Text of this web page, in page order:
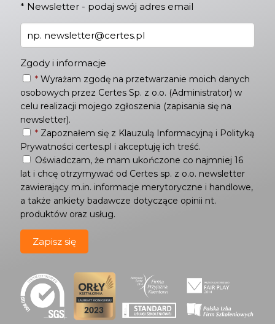
* Newsletter - podaj swój adres email
Zgody i informacje
* Wyrażam zgodę na przetwarzanie moich danych
osobowych przez Certes Sp. z o.o. (Administrator) w
celu realizacji mojego zgłoszenia (zapisania się na
newsletter).
* Zapoznałem się z Klauzulą Informacyjną i Polityką
Prywatności certes.pl i akceptuję ich treść.
Oświadczam, że mam ukończone co najmniej 16
lat i chcę otrzymywać od Certes sp. z o.o. newsletter
zawierający m.in. informacje merytoryczne i handlowe,
a także ankiety badawcze dotyczące opinii nt.
produktów oraz usług.